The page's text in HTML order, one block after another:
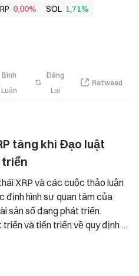
từ các tổ chức bất chấp
các ETF crypto.
0,00% SOL 1,71%
Bình
Luận
Đăng
Lại
Retweed
tăng khi Đạo luật
triển
XRP và các cuộc thảo luận
định hình sự quan tâm của
sản số đang phát triển.
và tiến triển về quy định